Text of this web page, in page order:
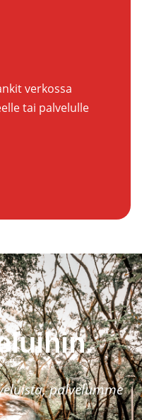
verkossa
tai palvelulle
palvelumme